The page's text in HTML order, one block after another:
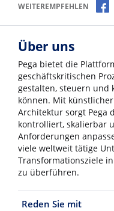
WEITEREMPFEHLEN
Über uns
Pega bietet die
geschäftskritischen
gestalten, steuern und
können. Mit
Architektur sorgt Pega
kontrolliert, skalierbar
Anforderungen
viele weltweit tätige
Transformationsziele
zu überführen.
Reden Sie mit